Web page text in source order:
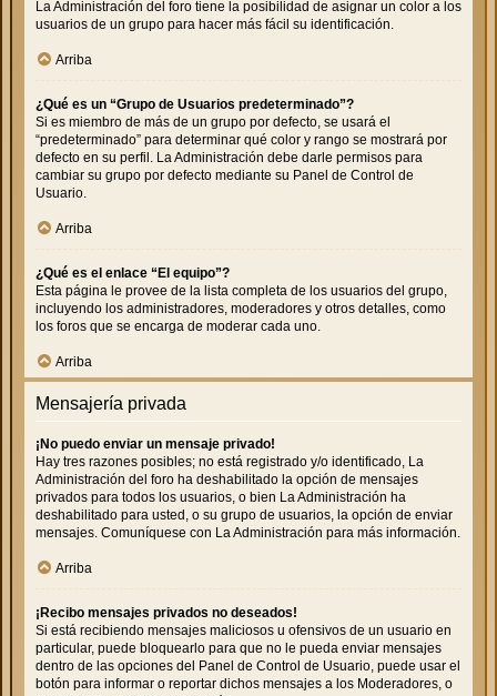
La Administración del foro tiene la posibilidad de asignar un color a los
usuarios de un grupo para hacer más fácil su identificación.
Arriba
¿Qué es un “Grupo de Usuarios predeterminado”?
Si es miembro de más de un grupo por defecto, se usará el
“predeterminado” para determinar qué color y rango se mostrará por
defecto en su perfil. La Administración debe darle permisos para
cambiar su grupo por defecto mediante su Panel de Control de
Usuario.
Arriba
¿Qué es el enlace “El equipo”?
Esta página le provee de la lista completa de los usuarios del grupo,
incluyendo los administradores, moderadores y otros detalles, como
los foros que se encarga de moderar cada uno.
Arriba
Mensajería privada
¡No puedo enviar un mensaje privado!
Hay tres razones posibles; no está registrado y/o identificado, La
Administración del foro ha deshabilitado la opción de mensajes
privados para todos los usuarios, o bien La Administración ha
deshabilitado para usted, o su grupo de usuarios, la opción de enviar
mensajes. Comuníquese con La Administración para más información.
Arriba
¡Recibo mensajes privados no deseados!
Si está recibiendo mensajes maliciosos u ofensivos de un usuario en
particular, puede bloquearlo para que no le pueda enviar mensajes
dentro de las opciones del Panel de Control de Usuario, puede usar el
botón para informar o reportar dichos mensajes a los Moderadores, o